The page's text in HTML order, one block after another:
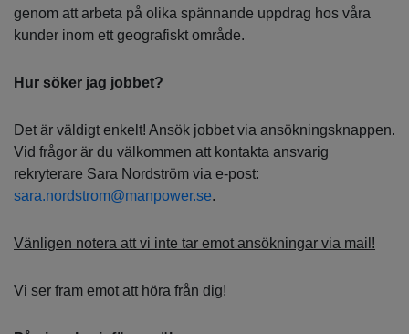
genom att arbeta på olika spännande uppdrag hos våra
kunder inom ett geografiskt område.
Hur söker jag jobbet?
Det är väldigt enkelt! Ansök jobbet via ansökningsknappen.
Vid frågor är du välkommen att kontakta ansvarig
rekryterare Sara Nordström via e-post:
sara.nordstrom@manpower.se.
Vänligen notera att vi inte tar emot ansökningar via mail!
Vi ser fram emot att höra från dig!